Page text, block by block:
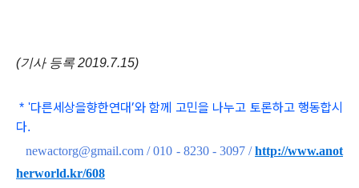
(기사 등록 2019.7.15)
* '다른세상을향한연대’와 함께 고민을 나누고 토론하고 행동합시
다.
newactorg@gmail.com / 010 - 8230 - 3097 /http://www.anot
herworld.kr/608